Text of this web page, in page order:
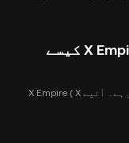
منتخب کریں کہ آپ KuCoin پر X Empire کیسے
KuCoin پر کرپٹو کرنسی خریدنا آسان اور بدیہی ہے۔ آئیے X Empire ( X